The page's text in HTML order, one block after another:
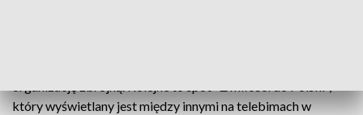
który wyświetlany jest między innymi na telebimach w